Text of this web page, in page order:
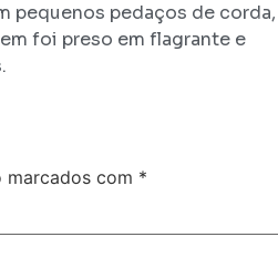
pequenos pedaços de corda,
foi preso em flagrante e
marcados com *